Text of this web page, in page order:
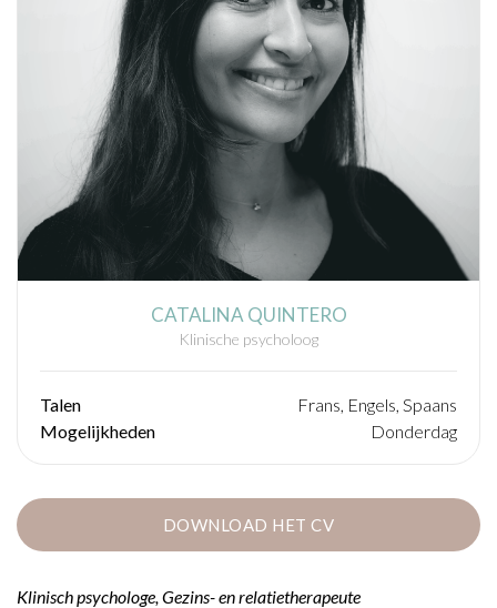
CATALINA QUINTERO
Klinische psycholoog
Talen
Frans, Engels, Spaans
Mogelijkheden
Donderdag
DOWNLOAD HET CV
Klinisch psychologe, Gezins- en relatietherapeute